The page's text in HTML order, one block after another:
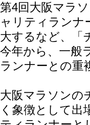
第4回大阪マラ
ャリティランナ
大するなど、「
今年から、一般
ランナーとの重
大阪マラソンの
く象徴として